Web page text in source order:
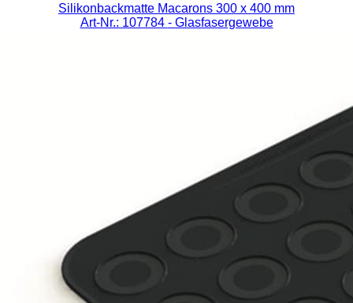
Silikonbackmatte Macarons 300 x 400 mm
Art-Nr.: 107784 - Glasfasergewebe